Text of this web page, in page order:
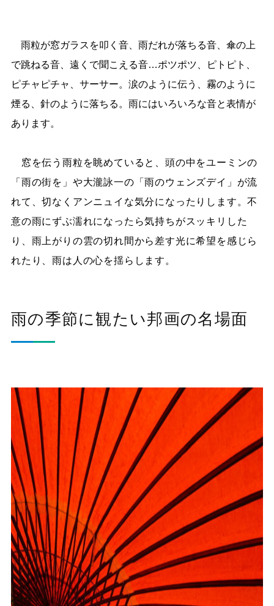
雨粒が窓ガラスを叩く音、雨だれが落ちる音、傘の上
で跳ねる音、遠くで聞こえる音…ポツポツ、ピトピト、
ピチャピチャ、サーサー。涙のように伝う、霧のように
煙る、針のように落ちる。雨にはいろいろな音と表情が
あります。
窓を伝う雨粒を眺めていると、頭の中をユーミンの
「雨の街を」や大瀧詠一の「雨のウェンズデイ」が流
れて、切なくアンニュイな気分になったりします。不
意の雨にずぶ濡れになったら気持ちがスッキリした
り、雨上がりの雲の切れ間から差す光に希望を感じら
れたり、雨は人の心を揺らします。
雨の季節に観たい邦画の名場面